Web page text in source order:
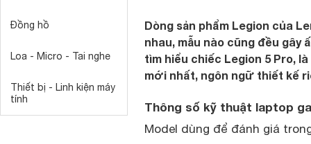
Đồng hồ
Loa - Micro - Tai nghe
Thiết bị - Linh kiện máy
tính
Dòng sản phẩm Legion của
nhau, mẫu nào cũng đều gây
tìm hiểu chiếc Legion 5 Pro,
mới nhất, ngôn ngữ thiết kế
Thông số kỹ thuật laptop
Model dùng để đánh giá